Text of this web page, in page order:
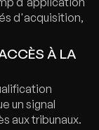
d'acquisition,
À LA
un signal
aux tribunaux.